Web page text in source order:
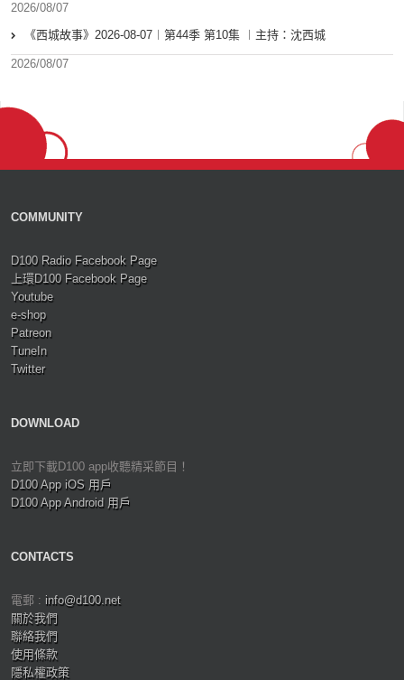
2026/08/07
《西城故事》2026-08-07︱第44季 第10集 ︱主持：沈西城
2026/08/07
COMMUNITY
D100 Radio Facebook Page
上環D100 Facebook Page
Youtube
e-shop
Patreon
TuneIn
Twitter
DOWNLOAD
立即下載D100 app收聽精采節目！
D100 App iOS 用戶
D100 App Android 用戶
CONTACTS
電郵 : info@d100.net
關於我們
聯絡我們
使用條款
隱私權政策